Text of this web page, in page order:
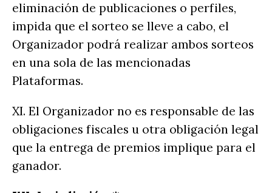
eliminación de publicaciones o perfiles,
impida que el sorteo se lleve a cabo, el
Organizador podrá realizar ambos sorteos
en una sola de las mencionadas
Plataformas.
XI. El Organizador no es responsable de las
obligaciones fiscales u otra obligación legal
que la entrega de premios implique para el
ganador.